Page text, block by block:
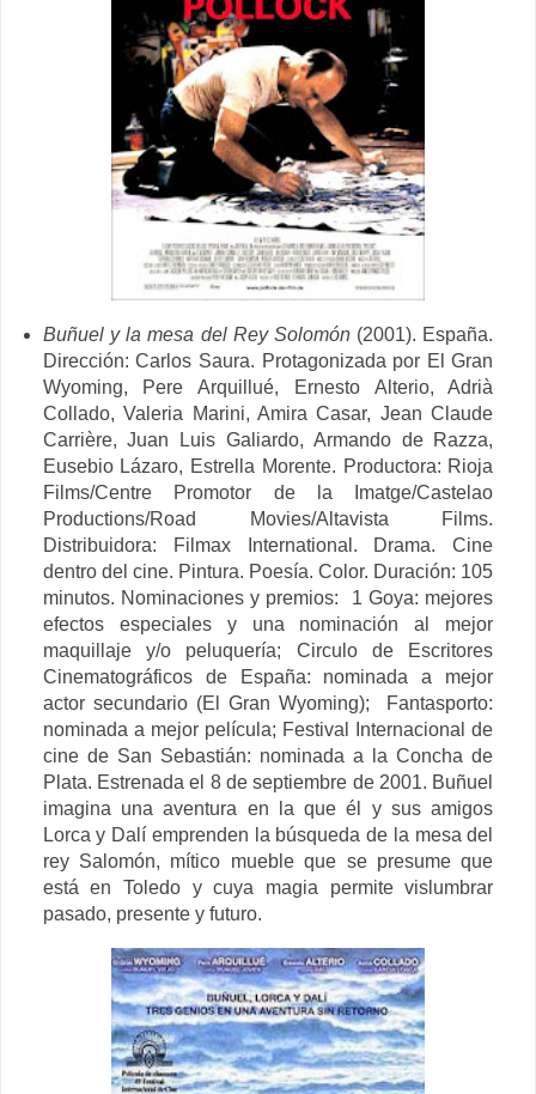
Buñuel y la mesa del Rey Solomón(2001). España.
Dirección: Carlos Saura. Protagonizada por El Gran
Wyoming, Pere Arquillué, Ernesto Alterio, Adrià
Collado, Valeria Marini, Amira Casar, Jean Claude
Carrière, Juan Luis Galiardo, Armando de Razza,
Eusebio Lázaro, Estrella Morente. Productora: Rioja
Films/Centre Promotor de la Imatge/Castelao
Productions/Road Movies/Altavista Films.
Distribuidora: Filmax International. Drama. Cine
dentro del cine. Pintura. Poesía. Color. Duración: 105
minutos. Nominaciones y premios:
1 Goya: mejores
efectos especiales y una nominación al mejor
maquillaje y/o peluquería; Circulo de Escritores
Cinematográficos de España: nominada a mejor
actor secundario (El Gran Wyoming); Fantasporto:
nominada a mejor película; Festival Internacional de
cine de San Sebastián: nominada a la Concha de
Plata. Estrenada el 8 de septiembre de 2001. Buñuel
imagina una aventura en la que él y sus amigos
Lorca y Dalí emprenden la búsqueda de la mesa del
rey Salomón, mítico mueble que se presume que
está en Toledo y cuya magia permite vislumbrar
pasado, presente y futuro.